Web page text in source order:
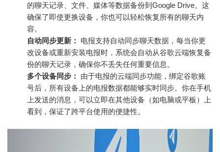
的聊天记录、文件、媒体等数据备份到Google Drive。这
确保了即使更换设备，你也可以轻松恢复所有的聊天内
容。
自动同步更新：
电报支持自动同步聊天数据，每当你更
改设备或重新安装电报时，系统会自动从谷歌云端恢复备
份的聊天记录，确保你不丢失任何重要信息。
多个设备同步：
由于电报的云端同步功能，绑定谷歌账
号后，所有设备上的电报数据都能够实时同步。你在手机
上发送的消息，可以立即在其他设备（如电脑或平板）上
看到，保证了跨平台使用的便捷性。